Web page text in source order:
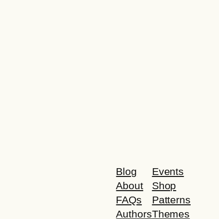
Blog
About
FAQs
Authors
Events
Shop
Patterns
Themes